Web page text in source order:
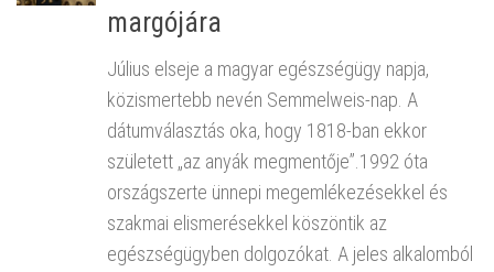
margójára
Július elseje a magyar egészségügy napja,
közismertebb nevén Semmelweis-nap. A
dátumválasztás oka, hogy 1818-ban ekkor
született „az anyák megmentője”.1992 óta
országszerte ünnepi megemlékezésekkel és
szakmai elismerésekkel köszöntik az
egészségügyben dolgozókat. A jeles alkalomból